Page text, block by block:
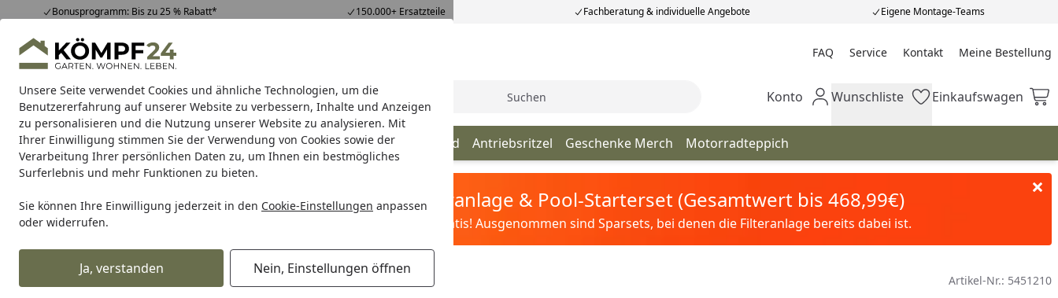
Unsere Seite verwendet Cookies und ähnliche Technologien, um die
Benutzererfahrung auf unserer Website zu verbessern, Inhalte und Anzeigen
zu personalisieren und die Nutzung unserer Website zu analysieren. Mit
Ihrer Einwilligung stimmen Sie der Verwendung von Cookies sowie der
Verarbeitung Ihrer persönlichen Daten zu, um Ihnen ein bestmögliches
Surferlebnis und mehr Funktionen zu bieten.
Sie können Ihre Einwilligung jederzeit in den Cookie-Einstellungen anpassen
oder widerrufen.
Ja, verstanden Nein, Einstellungen öffnen
Bonusprogramm: Bis zu 25 % Rabatt* 150.000+ Ersatzteile Fachberatung & individuelle Angebote Eigene Montage-Teams
Hotline07051 / 9 22 22
Mo-Fr. 8-16 Uhr 25.963 Bewertungen FAQ Service Kontakt Meine Bestellung
Meine Bestellung
Alle Produkte
Alle ProdukteHighlights Tipps & Tricks Suche Mein Konto
Konto Wunschliste
Wunschliste Einkaufswagen
Einkaufswagen
RK Motorradkette Kettenschlösser Kettensatz Kette Kettenrad Antriebsritzel Geschenke Merch Motorradteppich
Karibu Pools inkl. gratis Sandfilteranlage & Pool-Starterset (Gesamtwert bis 468,99€)
Dein Traumpool im Sorglos-Paket: Filter&Pflege gratis! Ausgenommen sind Sparsets, bei denen die Filteranlage bereits dabei ist.
Rk Kettenrad RK Kettenrad 3255 53 Zähne Artikel-Nr.: 5451210